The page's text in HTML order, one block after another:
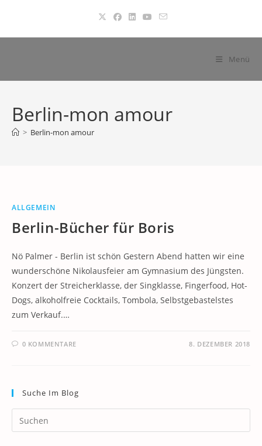
springen
Menü
Berlin-mon amour
> Berlin-mon amour
ALLGEMEIN
Berlin-Bücher für Boris
Nö Palmer - Berlin ist schön Gestern Abend hatten wir eine
wunderschöne Nikolausfeier am Gymnasium des Jüngsten.
Konzert der Streicherklasse, der Singklasse, Fingerfood, Hot-
Dogs, alkoholfreie Cocktails, Tombola, Selbstgebastelstes
zum Verkauf.…
0 KOMMENTARE 8. DEZEMBER 2018
Suche Im Blog